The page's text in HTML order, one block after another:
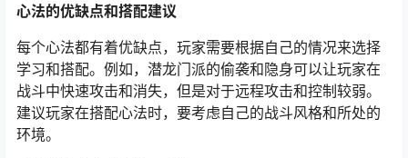
心法的优缺点和搭配建议
每个心法都有着优缺点，玩家需要根据自己的情况来选择
学习和搭配。例如，潜龙门派的偷袭和隐身可以让玩家在
战斗中快速攻击和消失，但是对于远程攻击和控制较弱。
建议玩家在搭配心法时，要考虑自己的战斗风格和所处的
环境。